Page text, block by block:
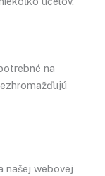
na
našej webovej